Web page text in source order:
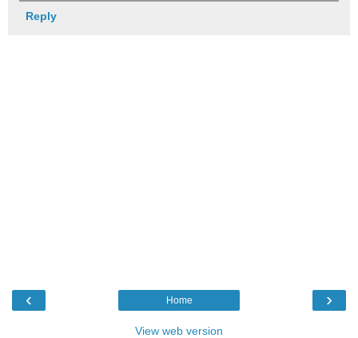
Reply
‹ ›
Home
View web version